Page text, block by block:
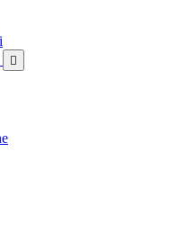
